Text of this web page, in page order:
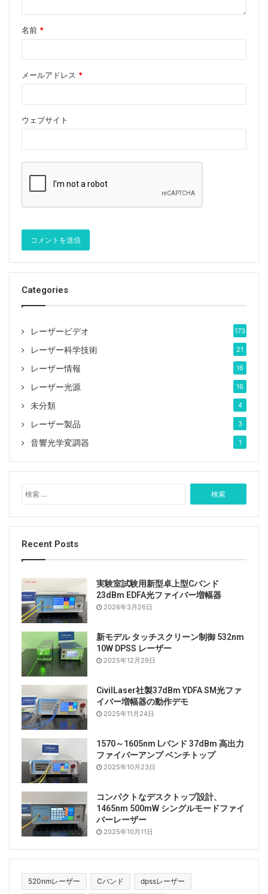
名前 *
メールアドレス *
ウェブサイト
Categories
レーザービデオ 173
レーザー科学技術 21
レーザー情報 16
レーザー光源 16
未分類 4
レーザー製品 3
音響光学変調器 1
索
:
Recent Posts
実験室試験用新型卓上型Cバンド
23dBm EDFA光ファイバー増幅器
2026年3月26日
新モデル タッチスクリーン制御 532nm
10W DPSS レーザー
2025年12月29日
CivilLaser社製37dBm YDFA SM光ファ
イバー増幅器の動作デモ
2025年11月24日
1570～1605nm Lバンド 37dBm 高出力
ファイバーアンプ ベンチトップ
2025年10月23日
コンパクトなデスクトップ設計、
1465nm 500mW シングルモードファイ
バーレーザー
2025年10月11日
520nmレーザー Cバンド dpssレーザー